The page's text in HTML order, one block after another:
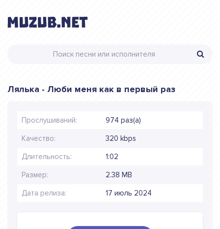
Лялька - Люби меня как в первый раз
Прослушиваний: 974 раз(а)
Качество: 320 kbps
Длительность: 1:02
Размер: 2.38 MB
Дата релиза: 17 июль 2024